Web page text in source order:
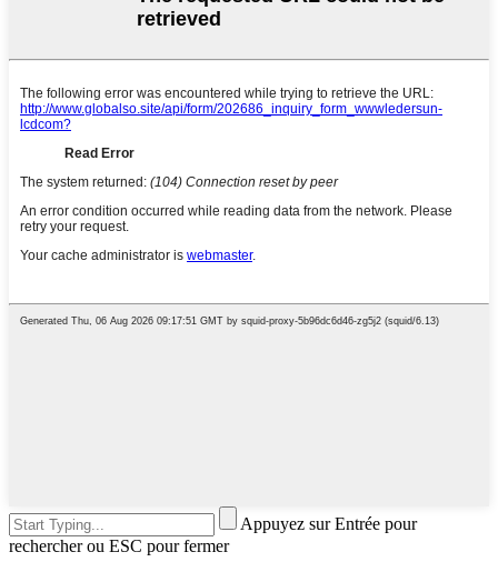
Appuyez sur Entrée pour
rechercher ou ESC pour fermer